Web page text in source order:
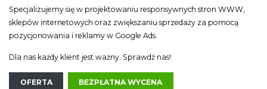
Specjalizujemy się w projektowaniu responsywnych stron WWW,
sklepów internetowych oraz zwiększaniu sprzedaży za pomocą
pozycjonowania i reklamy w Google Ads.
Dla nas każdy klient jest ważny. Sprawdź nas!
OFERTA BEZPŁATNA WYCENA